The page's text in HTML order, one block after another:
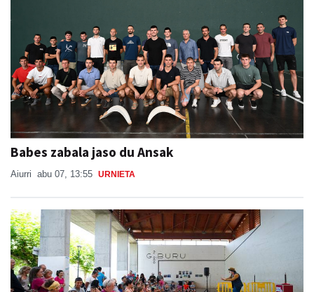
Babes zabala jaso du Ansak
Aiurri abu 07, 13:55 URNIETA